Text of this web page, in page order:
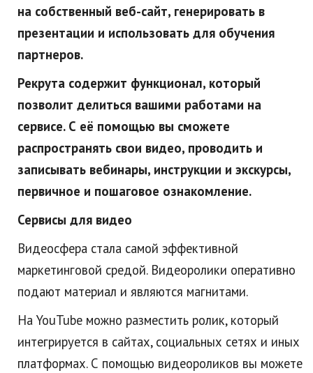
на собственный веб-сайт, генерировать в
презентации и использовать для обучения
партнеров.
Рекрута содержит функционал, который
позволит делиться вашими работами на
сервисе. С её помощью вы сможете
распространять свои видео, проводить и
записывать вебинары, инструкции и экскурсы,
первичное и пошаговое ознакомление.
Сервисы для видео
Видеосфера стала самой эффективной
маркетинговой средой. Видеоролики оперативно
подают материал и являются магнитами.
На YouTube можно разместить ролик, который
интегрируется в сайтах, социальных сетях и иных
платформах. С помощью видеороликов вы можете